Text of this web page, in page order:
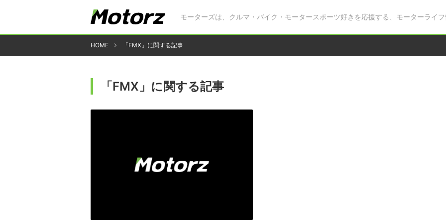
モーターズは、クルマ・バイク・モータースポーツ好きを応援する、モーターライフ
HOME 「FMX」に関する記事
「FMX」に関する記事